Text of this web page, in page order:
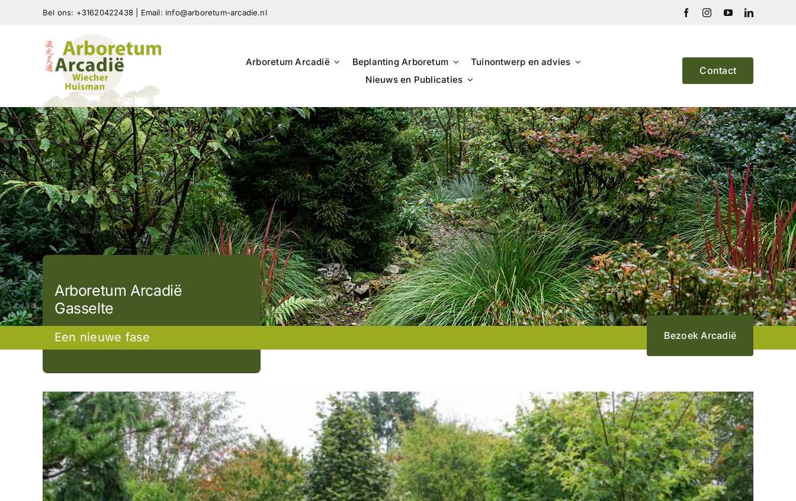
Bel ons: +31620422438 | Email: info@arboretum-arcadie.nl
Arboretum Arcadië Beplanting Arboretum
Tuinontwerp en advies
Nieuws en Publicaties
Contact
Arboretum Arcadië
Gasselte
Een nieuwe fase Bezoek Arcadië